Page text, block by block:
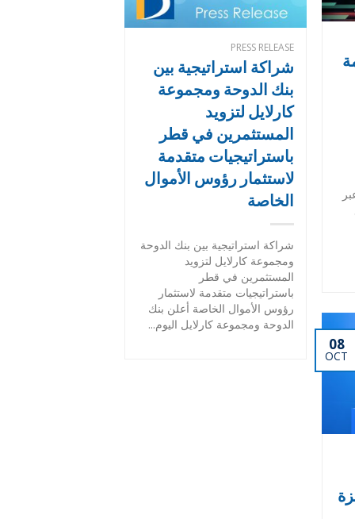
PRESS RELEASE
شراكة استراتيجية بين
بنك الدوحة ومجموعة
كارلايل لتزويد
المستثمرين في قطر
باستراتيجيات متقدمة
لاستثمار رؤوس الأموال
الخاصة
شراكة استراتيجية بين بنك الدوحة
ومجموعة كارلايل لتزويد
المستثمرين في قطر
باستراتيجيات متقدمة لاستثمار
رؤوس الأموال الخاصة أعلن بنك
الدوحة ومجموعة كارلايل اليوم...
08
OCT